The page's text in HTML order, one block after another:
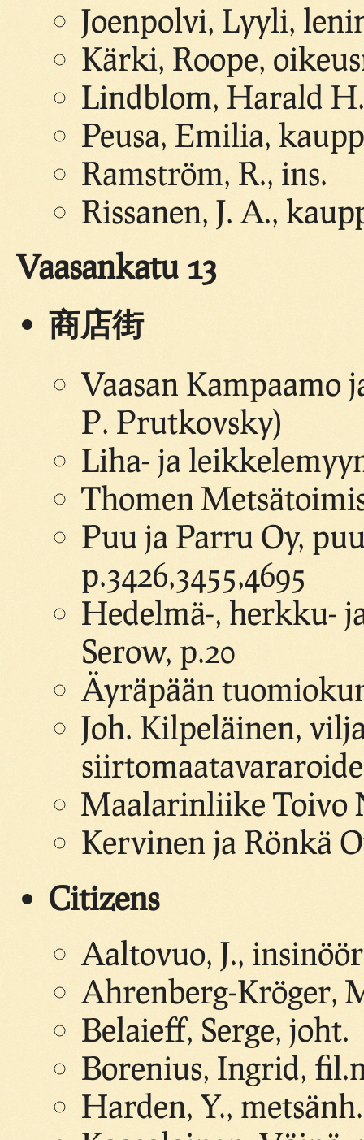
Joenpolvi, Lyyli,
Kärki, Roope,
Lindblom, Harald
Peusa, Emilia,
Ramström, R., ins.
Rissanen, J. A.,
Vaasankatu 13
商店街
Vaasan Kampaamo
P. Prutkovsky)
Liha- ja
Thomen
Puu ja Parru Oy,
p.3426,3455,4695
Hedelmä-, herkku-
Serow, p.20
Äyräpään
Joh. Kilpeläinen,
Maalarinliike Toivo
Kervinen ja Rönkä
Citizens
Aaltovuo, J.,
Ahrenberg-Kröger,
Belaieff, Serge, joht.
Borenius, Ingrid,
Harden, Y., metsänh.